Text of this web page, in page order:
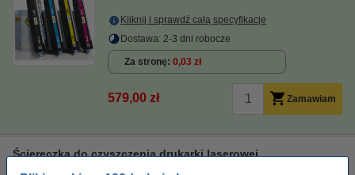
Kliknij i sprawdź całą specyfikacje
Dostawa: 2-3 dni robocze
Za stronę 0,03 zł
579,00 zł Zamawiam
Ściereczka do czyszczenia drukarki laserowej